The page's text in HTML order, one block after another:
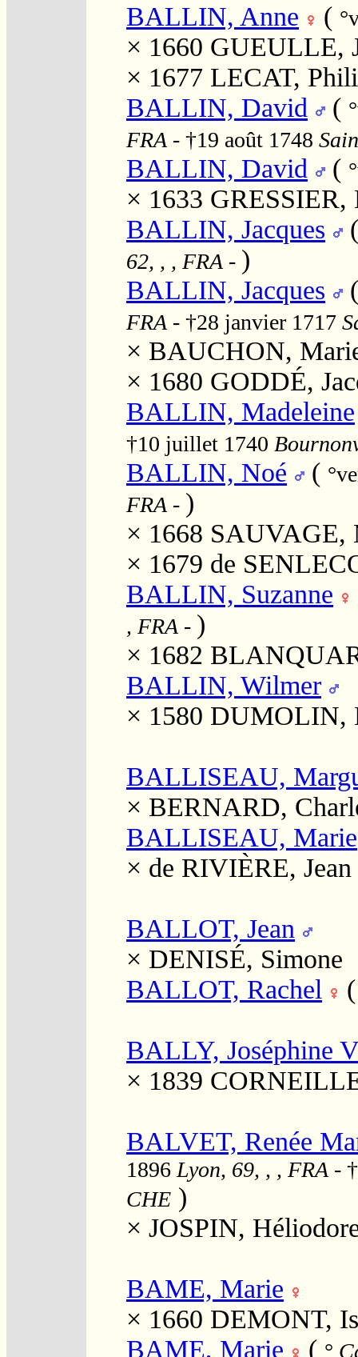
BALLIN, Anne (
× 1660 GUEULLE,
× 1677 LECAT,
BALLIN, David
(
FRA - †19 août 1748
BALLIN, David (
× 1633 GRESSIER,
BALLIN, Jacques
62, , , FRA - )
BALLIN, Jacques
FRA - †28 janvier 1717
× BAUCHON,
× 1680 GODDÉ,
BALLIN, Madeleine
†10 juillet 1740
BALLIN, Noé (
FRA - )
× 1668 SAUVAGE,
× 1679 de
BALLIN, Suzanne
, FRA - )
× 1682
BALLIN, Wilmer
× 1580 DUMOLIN,
BALLISEAU,
× BERNARD,
BALLISEAU, Marie
× de RIVIÈRE, Jean
BALLOT, Jean
× DENISÉ, Simone
BALLOT, Rachel
BALLY, Joséphine
× 1839
BALVET, Renée
1896 Lyon, 69, , , FRA -
CHE )
× JOSPIN,
BAME, Marie
× 1660 DEMONT,
BAME, Marie
( °